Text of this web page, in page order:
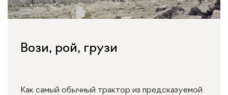
Вози, рой, грузи
Как самый обычный трактор из предсказуемой